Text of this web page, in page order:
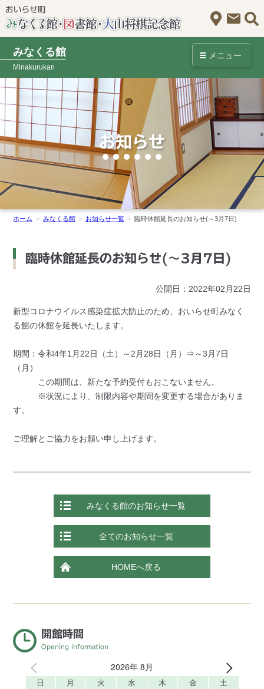
アクセス
お問
みなくる館
Minakurukan
メニュー
お知らせ
ホーム みなくる館 お知らせ一覧 臨時休館延長のお知らせ(～3月7日)
臨時休館延長のお知らせ(～3月7日)
公開日：2022年02月22日
新型コロナウイルス感染症拡大防止のため、おいらせ町みなく
る館の休館を延長いたします。
期間：令和4年1月22日（土）～2月28日（月）⇒～3月7日
（月）
この期間は、新たな予約受付もおこないません。
※状況により、制限内容や期間を変更する場合がありま
す。
ご理解とご協力をお願い申し上げます。
みなくる館のお知らせ一覧
全てのお知らせ一覧
HOMEへ戻る
開館時間
Opening information
2026年 8月
日 月 火 水 木 金 土